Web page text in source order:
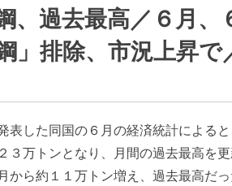
、過去最高／６月、
」排除、市況上昇
表した同国の６月の経済統計による
３万トンとなり、月間の過去最高を
から約１１万トン増え、過去最高だっ